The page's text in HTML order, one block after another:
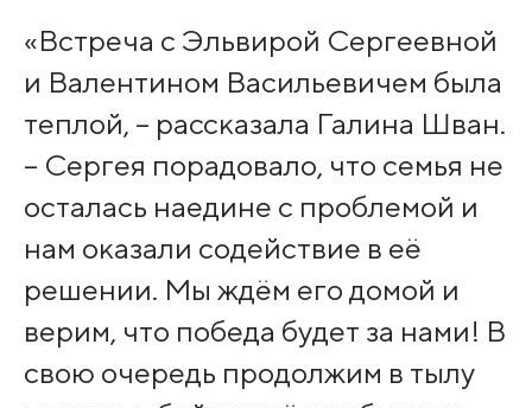
«Встреча с Эльвирой Сергеевной
и Валентином Васильевичем была
теплой, – рассказала Галина Шван.
– Сергея порадовало, что семья не
осталась наедине с проблемой и
нам оказали содействие в её
решении. Мы ждём его домой и
верим, что победа будет за нами! В
свою очередь продолжим в тылу